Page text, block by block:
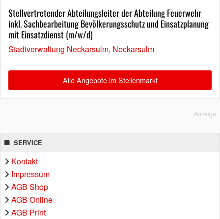
Stellvertretender Abteilungsleiter der Abteilung Feuerwehr
inkl. Sachbearbeitung Bevölkerungsschutz und Einsatzplanung
mit Einsatzdienst (m/w/d)
Stadtverwaltung Neckarsulm, Neckarsulm
Alle Angebote im Stellenmarkt
Anzeige
SERVICE
Kontakt
Impressum
AGB Shop
AGB Online
AGB Print